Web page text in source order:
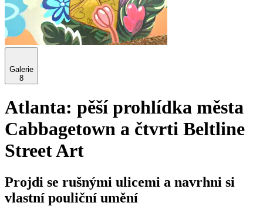
Galerie
8
Atlanta: pěší prohlídka města
Cabbagetown a čtvrti Beltline
Street Art
Projdi se rušnými ulicemi a navrhni si
vlastní pouliční umění